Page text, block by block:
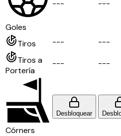
Goles
--- ---
Tiros --- ---
Tiros a
Portería
--- ---
Córners
Desbloquear